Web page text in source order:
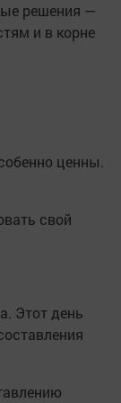
решения —
и в корне
ценны.
свой
Этот день